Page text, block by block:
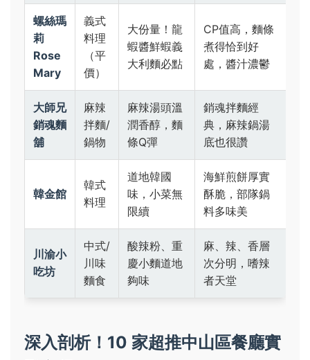
螺絲瑪
莉
Rose
Mary
義式
料理
（平
價）
大份量！龍
蝦醬鮮蝦義
大利麵必點
CP值高，麵條
煮得恰到好
處，醬汁濃鬱
大師兄
銷魂麵
舖
麻辣
拌麵/
鍋物
麻辣湯頭溫
潤香醇，麵
條Q彈
銷魂拌麵經
典，麻辣鍋湯
底也很讚
韓金館
韓式
料理
道地韓國
味，小菜無
限續
海鮮煎餅厚實
酥脆，部隊鍋
料多味美
川渝小
吃坊
中式/
川味
麵食
酸辣粉、重
慶小麵道地
夠味
麻、辣、香層
次分明，嗜辣
者天堂
深入剖析！10 家超推中山區餐廳實